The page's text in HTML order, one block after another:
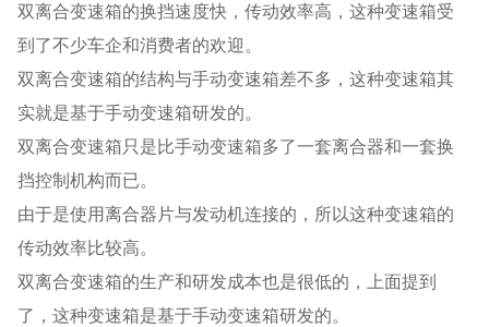
双离合变速箱的换挡速度快，传动效率高，这种变速箱受
到了不少车企和消费者的欢迎。
双离合变速箱的结构与手动变速箱差不多，这种变速箱其
实就是基于手动变速箱研发的。
双离合变速箱只是比手动变速箱多了一套离合器和一套换
挡控制机构而已。
由于是使用离合器片与发动机连接的，所以这种变速箱的
传动效率比较高。
双离合变速箱的生产和研发成本也是很低的，上面提到
了，这种变速箱是基于手动变速箱研发的。